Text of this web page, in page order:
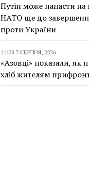
Путін може напасти на
НАТО ще до
проти України
11:09 7 СЕРПНЯ, 2026
«Азовці» показали, як
хліб жителям